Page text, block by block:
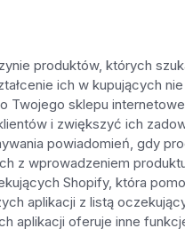
produktów, których
ich w kupujących
Twojego sklepu
i zwiększyć ich
powiadomień, gdy
z wprowadzeniem
Shopify, która
aplikacji z listą
aplikacji oferuje inne